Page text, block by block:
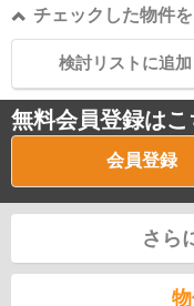
チェックした物件
検討リストに追加
無料会員登録はこ
会員登録
さら